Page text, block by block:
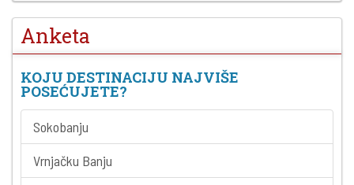
Anketa
KOJU DESTINACIJU NAJVIŠE
POSEĆUJETE?
Sokobanju
Vrnjačku Banju